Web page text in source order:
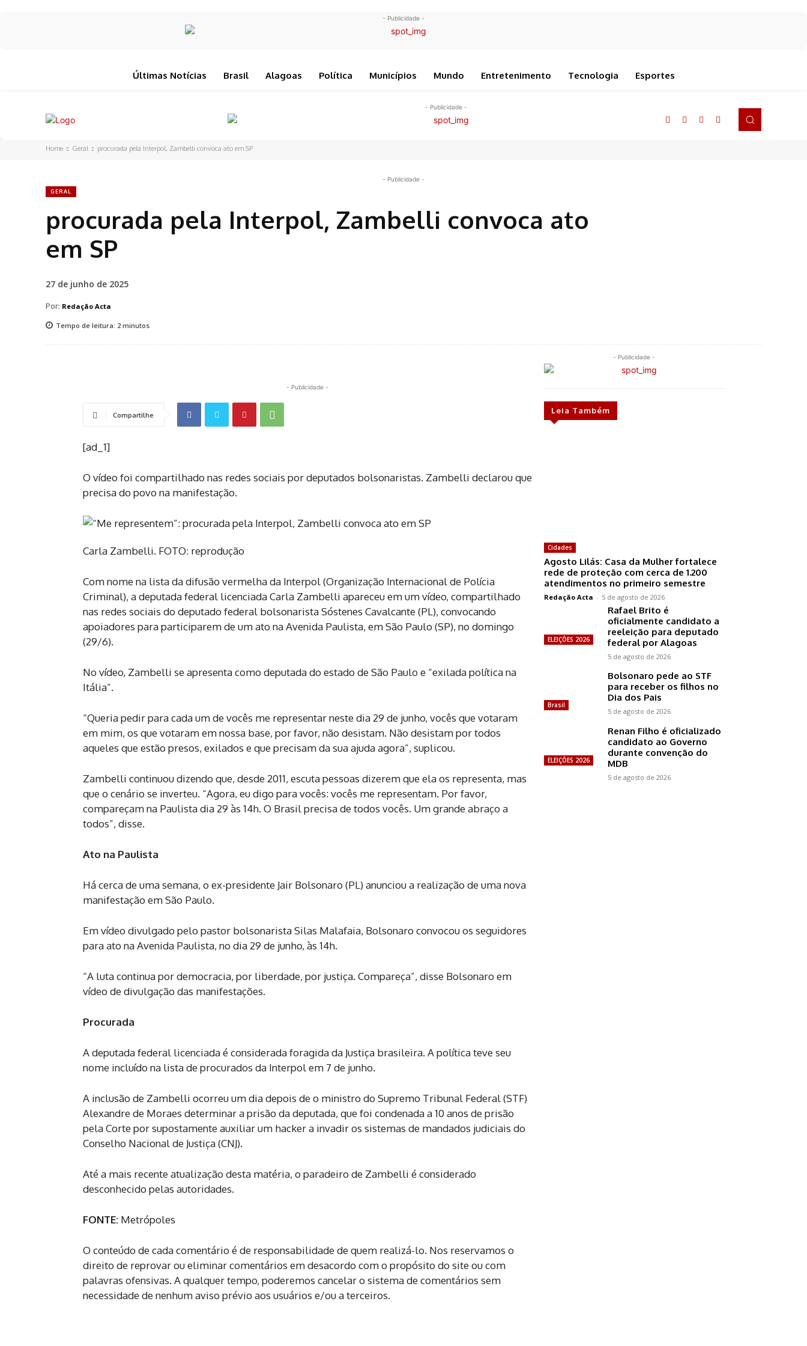
- Publicidade -
Últimas Notícias Brasil Alagoas Política Municípios Mundo Entretenimento Tecnologia Esportes
- Publicidade -
Home Geral procurada pela Interpol, Zambelli convoca ato em SP
- Publicidade -
GERAL
procurada pela Interpol, Zambelli convoca ato
em SP
27 de junho de 2025
Por: Redação Acta
Tempo de leitura: 2 minutos
- Publicidade -
Compartilhe
[ad_1]
O vídeo foi compartilhado nas redes sociais por deputados bolsonaristas. Zambelli declarou que
precisa do povo na manifestação.
Carla Zambelli. FOTO: reprodução
Com nome na lista da difusão vermelha da Interpol (Organização Internacional de Polícia
Criminal), a deputada federal licenciada Carla Zambelli apareceu em um vídeo, compartilhado
nas redes sociais do deputado federal bolsonarista Sóstenes Cavalcante (PL), convocando
apoiadores para participarem de um ato na Avenida Paulista, em São Paulo (SP), no domingo
(29/6).
No vídeo, Zambelli se apresenta como deputada do estado de São Paulo e “exilada política na
Itália”.
“Queria pedir para cada um de vocês me representar neste dia 29 de junho, vocês que votaram
em mim, os que votaram em nossa base, por favor, não desistam. Não desistam por todos
aqueles que estão presos, exilados e que precisam da sua ajuda agora”, suplicou.
Zambelli continuou dizendo que, desde 2011, escuta pessoas dizerem que ela os representa, mas
que o cenário se inverteu. “Agora, eu digo para vocês: vocês me representam. Por favor,
compareçam na Paulista dia 29 às 14h. O Brasil precisa de todos vocês. Um grande abraço a
todos”, disse.
Ato na Paulista
Há cerca de uma semana, o ex-presidente Jair Bolsonaro (PL) anunciou a realização de uma nova
manifestação em São Paulo.
Em vídeo divulgado pelo pastor bolsonarista Silas Malafaia, Bolsonaro convocou os seguidores
para ato na Avenida Paulista, no dia 29 de junho, às 14h.
“A luta continua por democracia, por liberdade, por justiça. Compareça”, disse Bolsonaro em
vídeo de divulgação das manifestações.
Procurada
A deputada federal licenciada é considerada foragida da Justiça brasileira. A política teve seu
nome incluído na lista de procurados da Interpol em 7 de junho.
A inclusão de Zambelli ocorreu um dia depois de o ministro do Supremo Tribunal Federal (STF)
Alexandre de Moraes determinar a prisão da deputada, que foi condenada a 10 anos de prisão
pela Corte por supostamente auxiliar um hacker a invadir os sistemas de mandados judiciais do
Conselho Nacional de Justiça (CNJ).
Até a mais recente atualização desta matéria, o paradeiro de Zambelli é considerado
desconhecido pelas autoridades.
FONTE: Metrópoles
O conteúdo de cada comentário é de responsabilidade de quem realizá-lo. Nos reservamos o
direito de reprovar ou eliminar comentários em desacordo com o propósito do site ou com
palavras ofensivas. A qualquer tempo, poderemos cancelar o sistema de comentários sem
necessidade de nenhum aviso prévio aos usuários e/ou a terceiros.
- Publicidade -
Leia Também
Cidades
Agosto Lilás: Casa da Mulher fortalece
rede de proteção com cerca de 1.200
atendimentos no primeiro semestre
Redação Acta - 5 de agosto de 2026
ELEIÇÕES 2026
Rafael Brito é
oficialmente candidato a
reeleição para deputado
federal por Alagoas
5 de agosto de 2026
Brasil
Bolsonaro pede ao STF
para receber os filhos no
Dia dos Pais
5 de agosto de 2026
ELEIÇÕES 2026
Renan Filho é oficializado
candidato ao Governo
durante convenção do
MDB
5 de agosto de 2026